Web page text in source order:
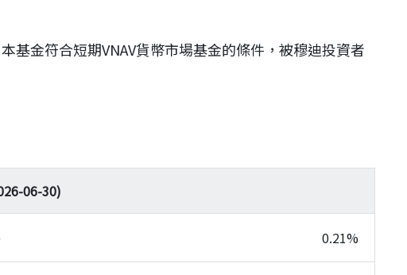
金符合短期VNAV貨幣市場基金的條件，被穆迪投資者
06-30)
0.21%